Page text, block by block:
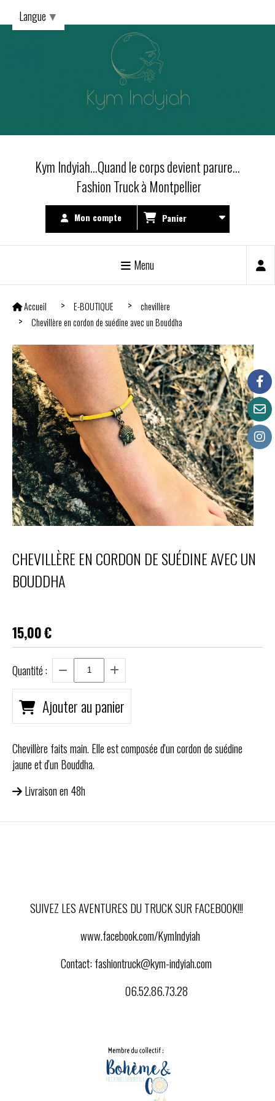
Kym Indyiah...Quand le corps devient parure...
Fashion Truck à Montpellier
Mon compte Panier
Menu
Accueil E-BOUTIQUE
chevillère
Chevillère en cordon de suédine avec un Bouddha
CHEVILLÈRE EN CORDON DE SUÉDINE AVEC UN
BOUDDHA
15,00€
Quantité :
Ajouter au panier
Chevillère faits main. Elle est composée d'un cordon de suédine
jaune et d'un Bouddha.
Livraison en 48h
SUIVEZ LES AVENTURES DU TRUCK SUR FACEBOOK!!!
www.facebook.com/KymIndyiah
Contact:fashiontruck@kym-indyiah.com
06.52.86.73.28
Langue ▼